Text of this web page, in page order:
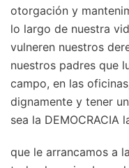
otorgación y
lo largo de nuestra
vulneren nuestros
nuestros padres que
campo, en las
dignamente y tener
sea la DEMOCRACIA
que le arrancamos a